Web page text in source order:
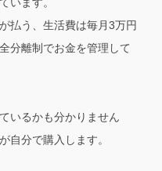
払う、生活費は毎月3万円
分離制でお金を管理して
いるかも分かりません
自分で購入します。